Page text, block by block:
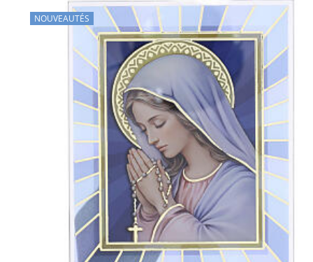
NOUVEAUTÉS